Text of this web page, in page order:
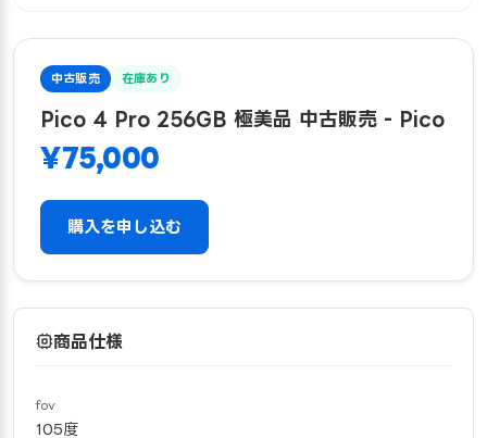
中古販売 在庫あり
Pico 4 Pro 256GB 極美品 中古販売 - Pico
¥75,000
購入を申し込む
商品仕様
fov
105度